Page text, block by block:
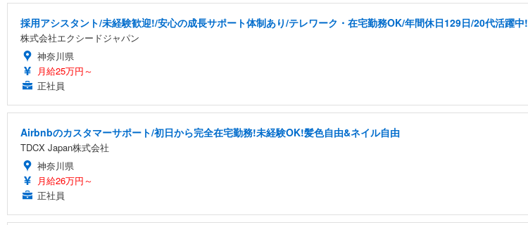
採用アシスタント/未経験歓迎!/安心の成長サポート体制あり/テレワーク・在宅勤務OK/年間休日129日/20代活躍中!
株式会社エクシードジャパン
神奈川県
月給25万円～
正社員
Airbnbのカスタマーサポート/初日から完全在宅勤務!未経験OK!髪色自由&ネイル自由
TDCX Japan株式会社
神奈川県
月給26万円～
正社員